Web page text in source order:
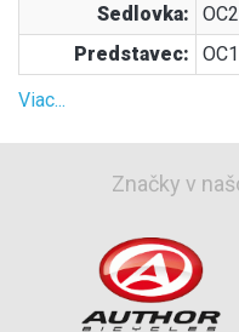
Sedlovka:
Predstavec:
Viac...
Značky v